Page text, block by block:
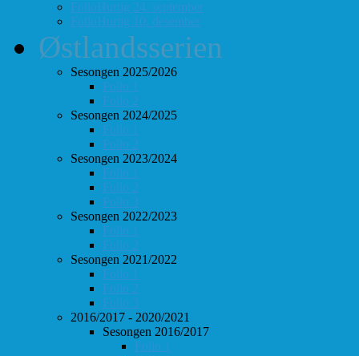
FolloHurtig 24. september
FolloHurtig 10. desember
Østlandsserien
Sesongen 2025/2026
Follo 1
Follo 2
Sesongen 2024/2025
Follo 1
Follo 2
Sesongen 2023/2024
Follo 1
Follo 2
Follo 3
Sesongen 2022/2023
Follo 1
Follo 2
Sesongen 2021/2022
Follo 1
Follo 2
Follo 3
2016/2017 - 2020/2021
Sesongen 2016/2017
Follo 1